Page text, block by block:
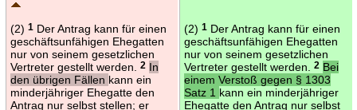
(2) 1Der Antrag kann für einen
geschäftsunfähigen Ehegatten
nur von seinem gesetzlichen
Vertreter gestellt werden.
2 In
den übrigen Fällen kann ein
minderjähriger Ehegatte den
Antrag nur selbst stellen; er
(2) 1Der Antrag kann für einen
geschäftsunfähigen Ehegatten
nur von seinem gesetzlichen
Vertreter gestellt werden.
2 Bei
einem Verstoß gegen § 1303
Satz 1 kann ein minderjähriger
Ehegatte den Antrag nur selbst